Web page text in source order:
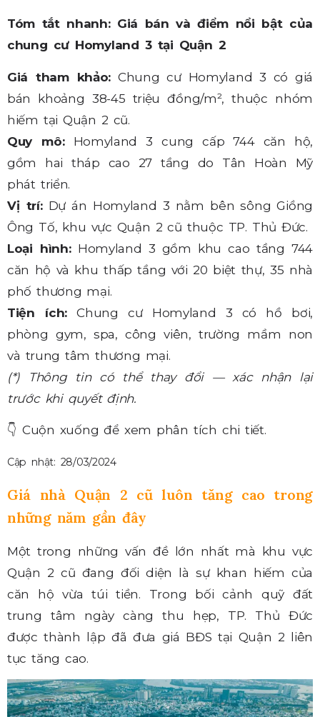
Tóm tắt nhanh: Giá bán và điểm nổi bật của
chung cư Homyland 3 tại Quận 2
Giá tham khảo: Chung cư Homyland 3 có giá
bán khoảng 38-45 triệu đồng/m², thuộc nhóm
hiếm tại Quận 2 cũ.
Quy mô:
Homyland 3 cung cấp 744 căn hộ,
gồm hai tháp cao 27 tầng do Tân Hoàn Mỹ
phát triển.
Vị trí: Dự án Homyland 3 nằm bên sông Giồng
Ông Tố, khu vực Quận 2 cũ thuộc TP. Thủ Đức.
Loại hình: Homyland 3 gồm khu cao tầng 744
căn hộ và khu thấp tầng với 20 biệt thự, 35 nhà
phố thương mại.
Tiện ích:
Chung cư Homyland 3 có hồ bơi,
phòng gym, spa, công viên, trường mầm non
và trung tâm thương mại.
(*) Thông tin có thể thay đổi — xác nhận lại
trước khi quyết định.
👇 Cuộn xuống để xem phân tích chi tiết.
Cập nhật: 28/03/2024
Giá nhà Quận 2 cũ luôn tăng cao trong
những năm gần đây
Một trong những vấn đề lớn nhất mà khu vực
Quận 2 cũ đang đối diện là sự khan hiếm của
căn hộ vừa túi tiền. Trong bối cảnh quỹ đất
trung tâm ngày càng thu hẹp, TP. Thủ Đức
được thành lập đã đưa giá BĐS tại Quận 2 liên
tục tăng cao.